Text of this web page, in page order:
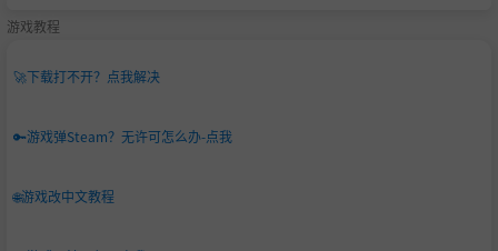
游戏教程
🚀下载打不开？点我解决
🔑游戏弹Steam？无许可怎么办-点我
🌐游戏改中文教程